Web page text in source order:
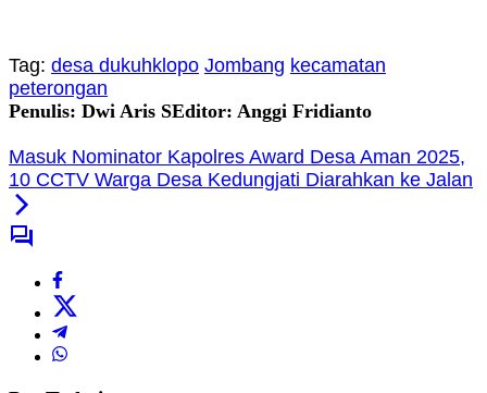
Tag: desa dukuhklopo Jombang kecamatan
peterongan
Penulis: Dwi Aris SEditor: Anggi Fridianto
Masuk Nominator Kapolres Award Desa Aman 2025,
10 CCTV Warga Desa Kedungjati Diarahkan ke Jalan